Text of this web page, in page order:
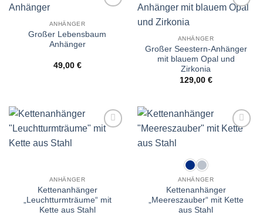
ANHÄNGER
Großer Lebensbaum
Anhänger
49,00 €
Wunschliste
ANHÄNGER
Großer Seestern-Anhänger
mit blauem Opal und
Zirkonia
129,00 €
ANHÄNGER
Kettenanhänger
„Leuchtturmträume“ mit
Kette aus Stahl
ANHÄNGER
Kettenanhänger
„Meereszauber“ mit Kette
aus Stahl